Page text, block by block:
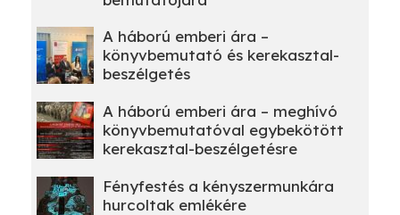
A háború emberi ára –
könyvbemutató és kerekasztal-
beszélgetés
A háború emberi ára – meghívó
könyvbemutatóval egybekötött
kerekasztal-beszélgetésre
Fényfestés a kényszermunkára
hurcoltak emlékére